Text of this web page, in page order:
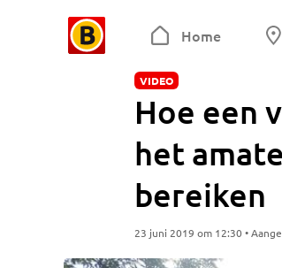
Home
VIDEO
Hoe een
het
bereiken
23 juni 2019 om 12:30 •